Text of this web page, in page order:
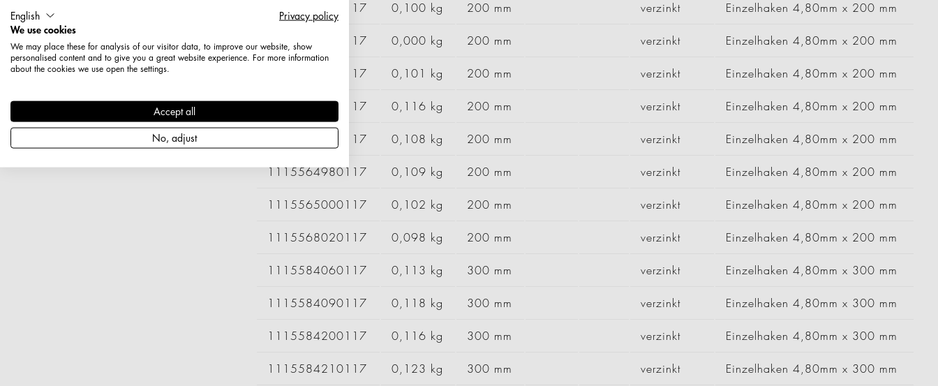
1115564320117 0,100 kg 200 mm verzinkt Einzelhaken 4,80mm x 200 mm
1115564420117 0,000 kg 200 mm verzinkt Einzelhaken 4,80mm x 200 mm
1115564460117 0,101 kg 200 mm verzinkt Einzelhaken 4,80mm x 200 mm
1115564540117 0,116 kg 200 mm verzinkt Einzelhaken 4,80mm x 200 mm
1115564960117 0,108 kg 200 mm verzinkt Einzelhaken 4,80mm x 200 mm
1115564980117 0,109 kg 200 mm verzinkt Einzelhaken 4,80mm x 200 mm
1115565000117 0,102 kg 200 mm verzinkt Einzelhaken 4,80mm x 200 mm
1115568020117 0,098 kg 200 mm verzinkt Einzelhaken 4,80mm x 200 mm
1115584060117 0,113 kg 300 mm verzinkt Einzelhaken 4,80mm x 300 mm
1115584090117 0,118 kg 300 mm verzinkt Einzelhaken 4,80mm x 300 mm
1115584200117 0,116 kg 300 mm verzinkt Einzelhaken 4,80mm x 300 mm
1115584210117 0,123 kg 300 mm verzinkt Einzelhaken 4,80mm x 300 mm
English
Privacy policy
We use cookies
We may place these for analysis of our visitor data, to improve our website, show
personalised content and to give you a great website experience. For more information
about the cookies we use open the settings.
Accept all
No, adjust